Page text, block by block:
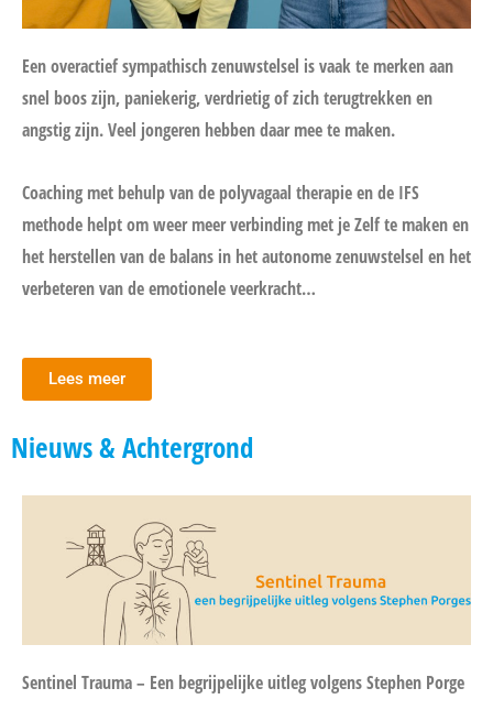
Een overactief sympathisch zenuwstelsel is vaak te merken aan
snel boos zijn, paniekerig, verdrietig of zich terugtrekken en
angstig zijn. Veel jongeren hebben daar mee te maken.
Coaching met behulp van de polyvagaal therapie en de IFS
methode helpt om weer meer verbinding met je Zelf te maken en
het herstellen van de balans in het autonome zenuwstelsel en het
verbeteren van de emotionele veerkracht…
Lees meer
Nieuws & Achtergrond
Sentinel Trauma – Een begrijpelijke uitleg volgens Stephen Porge